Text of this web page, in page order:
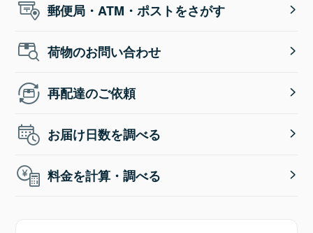
郵便局・ATM・ポストをさがす
荷物のお問い合わせ
再配達のご依頼
お届け日数を調べる
料金を計算・調べる